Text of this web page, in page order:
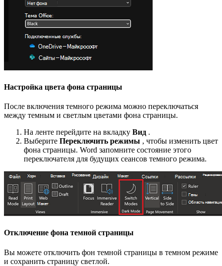
Настройка цвета фона страницы
После включения темного режима можно переключаться
между темным и светлым цветами фона страницы.
На ленте перейдите на вкладку Вид .
Выберите Переключить режимы , чтобы изменить цвет
фона страницы. Word запомните состояние этого
переключателя для будущих сеансов темного режима.
Отключение фона темной страницы
Вы можете отключить фон темной страницы в темном режиме
и сохранить страницу светлой.